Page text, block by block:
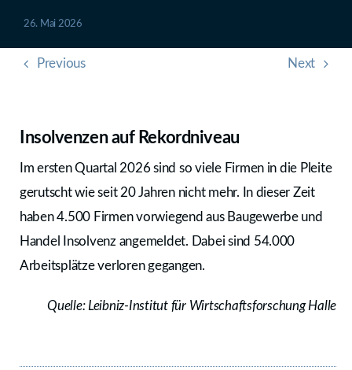
26. Mai 2026
Previous Next
Insolvenzen auf Rekordniveau
Im ersten Quartal 2026 sind so viele Firmen in die Pleite
gerutscht wie seit 20 Jahren nicht mehr. In dieser Zeit
haben 4.500 Firmen vorwiegend aus Baugewerbe und
Handel Insolvenz angemeldet. Dabei sind 54.000
Arbeitsplätze verloren gegangen.
Quelle: Leibniz-Institut für Wirtschaftsforschung Halle